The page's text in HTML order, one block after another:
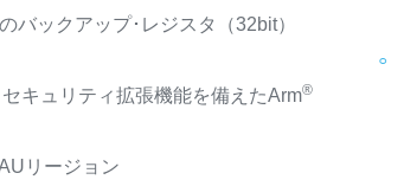
バックアップ･レジスタ（32bit）
キュリティ拡張機能を備えたArm®
リージョン